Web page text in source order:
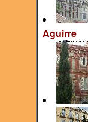
Aguirre